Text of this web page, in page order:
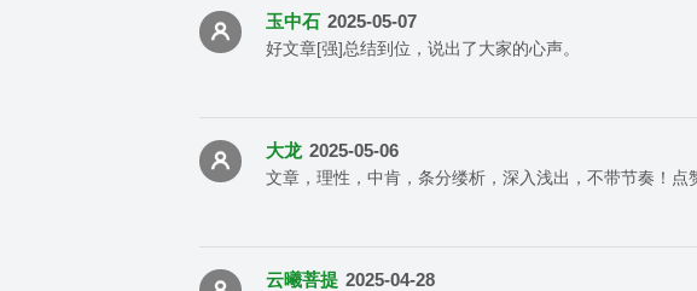
玉中石 2025-05-07
好文章[强]总结到位，说出了大家的心声。
大龙 2025-05-06
文章，理性，中肯，条分缕析，深入浅出，不带节奏！点
云曦菩提 2025-04-28